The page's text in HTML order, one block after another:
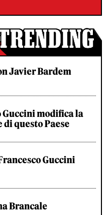
Javier Bardem
Guccini modifica la
questo Paese
Guccini
Brancale